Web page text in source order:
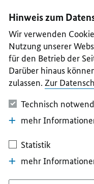
II
III
IV
V
Hinweis zum
Wir verwenden
Nutzung unserer
für den Betrieb der
Darüber hinaus
zulassen. Zur
Technisch
mehr
Statistik
mehr